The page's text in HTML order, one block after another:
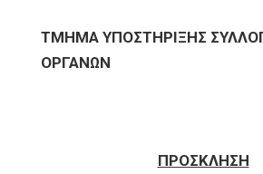
ΤΜΗΜΑ ΥΠΟΣΤΗΡΙΞΗΣ
ΟΡΓΑΝΩΝ
ΠΡΟΣΚΛΗΣΗ